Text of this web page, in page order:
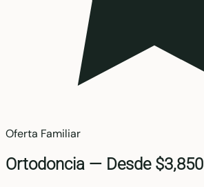
Oferta Familiar
Ortodoncia — Desde $3,850